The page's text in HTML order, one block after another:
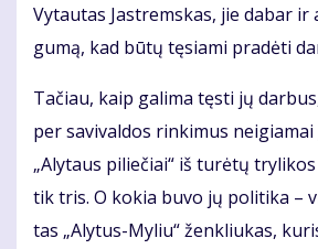
Vy­tau­tas Jast­rems­kas, jie da­bar
gu­mą, kad bū­tų tę­sia­mi pra­dė­ti
Ta­čiau, kaip ga­li­ma tęs­ti jų
per sa­vi­val­dos rin­ki­mus
„Aly­taus pi­lie­čiai“ iš tu­rė­tų
tik tris. O ko­kia bu­vo jų po­li­ti­ka –
tas „Aly­tus-My­liu“ žen­kliu­kas,